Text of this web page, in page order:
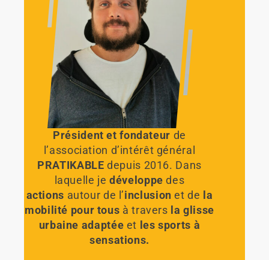
Président et fondateur de
l’association d’intérêt général
PRATIKABLEdepuis 2016. Dans
laquelle jedéveloppe des
actions autour de l’inclusion et de la
mobilité pour tous à travers la glisse
urbaine adaptée et les sports à
sensations.